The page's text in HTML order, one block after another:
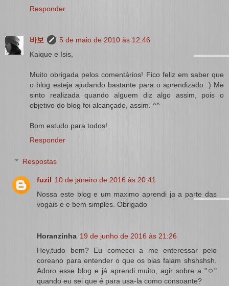
Responder
바보
5 de maio de 2010 às 12:46
Kaique e Isis,
Muito obrigada pelos comentários! Fico feliz em saber que
o blog esteja ajudando bastante para o aprendizado :) Me
sinto realizada quando alguem diz algo assim, pois o
objetivo do blog foi alcançado, assim. ^^
Bom estudo para todos!
Responder
Respostas
fuzil 10 de janeiro de 2016 às 20:41
Nossa este blog e um maximo aprendi ja a parte das
vogais e e bem simples. Obrigado
Horanzinha 19 de junho de 2016 às 21:26
Hey,tudo bem? Eu comecei a me enteressar pelo
coreano para entender o que os bias falam shshshsh.
Adoro esse blog e já aprendi muito, agir sobre a "ㅇ"
quando eu sei que é para usa-la como consoante?